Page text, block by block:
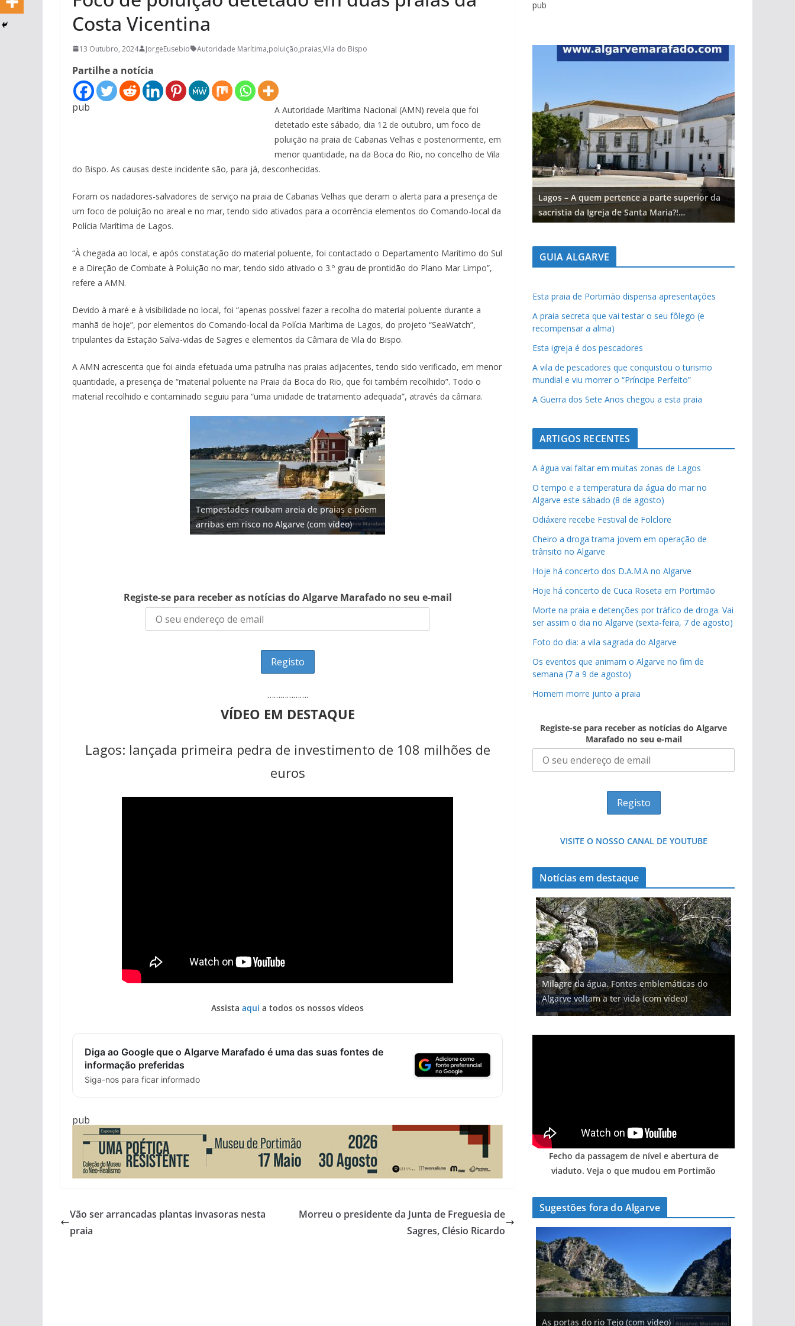
Costa Vicentina
13 Outubro, 2024 JorgeEusebio Autoridade Marítima,poluição,praias,Vila do Bispo
Partilhe a notícia
pub
A Autoridade Marítima Nacional (AMN) revela que foi
detetado este sábado, dia 12 de outubro, um foco de
poluição na praia de Cabanas Velhas e posteriormente, em
menor quantidade, na da Boca do Rio, no concelho de Vila
do Bispo. As causas deste incidente são, para já, desconhecidas.
Foram os nadadores-salvadores de serviço na praia de Cabanas Velhas que deram o alerta para a presença de
um foco de poluição no areal e no mar, tendo sido ativados para a ocorrência elementos do Comando-local da
Polícia Marítima de Lagos.
“À chegada ao local, e após constatação do material poluente, foi contactado o Departamento Marítimo do Sul
e a Direção de Combate à Poluição no mar, tendo sido ativado o 3.º grau de prontidão do Plano Mar Limpo”,
refere a AMN.
Devido à maré e à visibilidade no local, foi “apenas possível fazer a recolha do material poluente durante a
manhã de hoje”, por elementos do Comando-local da Polícia Marítima de Lagos, do projeto “SeaWatch”,
tripulantes da Estação Salva-vidas de Sagres e elementos da Câmara de Vila do Bispo.
A AMN acrescenta que foi ainda efetuada uma patrulha nas praias adjacentes, tendo sido verificado, em menor
quantidade, a presença de “material poluente na Praia da Boca do Rio, que foi também recolhido”. Todo o
material recolhido e contaminado seguiu para “uma unidade de tratamento adequada”, através da câmara.
Tempestades roubam areia de praias e põem
arribas em risco no Algarve (com vídeo)
Projeto milionário: investimento de 108
milhões de euros na construção de dois
hotéis (com vídeo)
Milagre da água. Fontes emblemáticas do
Algarve voltam a ter vida (com vídeo)
Tapas do mar a 3 euros cada. Nova rota
gastronómica nasce no Algarve
Foto do dia: uma cidade algarvia que cresceu
entre redes e fábricas
Registe-se para receber as notícias do Algarve Marafado no seu e-mail
……………….
VÍDEO EM DESTAQUE
Lagos: lançada primeira pedra de investimento de 108 milhões de
euros
Assista aqui a todos os nossos vídeos
Diga ao Google que o Algarve Marafado é uma das suas fontes de
informação preferidas
Siga-nos para ficar informado
pub
Vão ser arrancadas plantas invasoras nesta
praia
Morreu o presidente da Junta de Freguesia de
Sagres, Clésio Ricardo
pub
Lagos – A quem pertence a parte superior da
sacristia da Igreja de Santa Maria?!…
Lagos – A quem pertence a parte superior da
sacristia da Igreja de Santa Maria?!…
GUIA ALGARVE
Esta praia de Portimão dispensa apresentações
A praia secreta que vai testar o seu fôlego (e
recompensar a alma)
Esta igreja é dos pescadores
A vila de pescadores que conquistou o turismo
mundial e viu morrer o “Príncipe Perfeito”
A Guerra dos Sete Anos chegou a esta praia
ARTIGOS RECENTES
A água vai faltar em muitas zonas de Lagos
O tempo e a temperatura da água do mar no
Algarve este sábado (8 de agosto)
Odiáxere recebe Festival de Folclore
Cheiro a droga trama jovem em operação de
trânsito no Algarve
Hoje há concerto dos D.A.M.A no Algarve
Hoje há concerto de Cuca Roseta em Portimão
Morte na praia e detenções por tráfico de droga. Vai
ser assim o dia no Algarve (sexta-feira, 7 de agosto)
Foto do dia: a vila sagrada do Algarve
Os eventos que animam o Algarve no fim de
semana (7 a 9 de agosto)
Homem morre junto a praia
Registe-se para receber as notícias do Algarve
Marafado no seu e-mail
VISITE O NOSSO CANAL DE YOUTUBE
Notícias em destaque
Milagre da água. Fontes emblemáticas do
Algarve voltam a ter vida (com vídeo)
Fecho da passagem de nível e abertura de
viaduto. Veja o que mudou em Portimão
Sugestões fora do Algarve
As portas do rio Tejo (com vídeo)
A aldeia mais portuguesa de Portugal (com
vídeo)
A piscina natural com cascata